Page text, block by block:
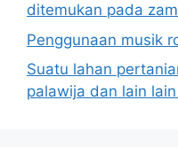
ditemukan pada
Penggunaan musik
Suatu lahan
palawija dan lain